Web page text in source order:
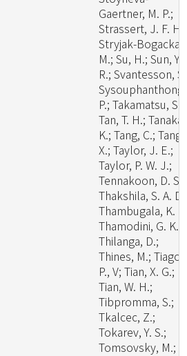
Gaertner, M. P.;
Strassert, J. F. H.;
Stryjak-Bogacka,
M.; Su, H.; Sun, Y.
R.; Svantesson,
Sysouphanthong,
P.; Takamatsu, S.;
Tan, T. H.; Tanaka,
K.; Tang, C.; Tang,
X.; Taylor, J. E.;
Taylor, P. W. J.;
Tennakoon, D. S.;
Thakshila, S. A.
Thambugala, K.
Thamodini, G. K.;
Thilanga, D.;
Thines, M.; Tiago,
P., V; Tian, X. G.;
Tian, W. H.;
Tibpromma, S.;
Tkalcec, Z.;
Tokarev, Y. S.;
Tomsovsky, M.;